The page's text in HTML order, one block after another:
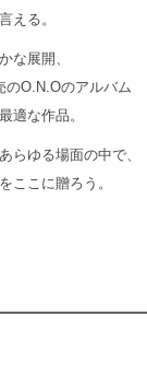
える。
な展開、
O.N.Oのアルバム
適な作品。
らゆる場面の中で、
ここに贈ろう。